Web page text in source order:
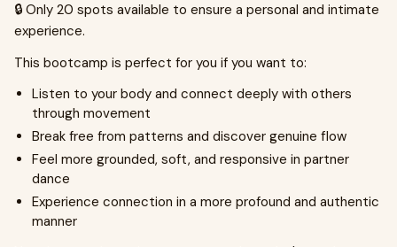
🔒 Only 20 spots available to ensure a personal and intimate
experience.
This bootcamp is perfect for you if you want to:
Listen to your body and connect deeply with others
through movement
Break free from patterns and discover genuine flow
Feel more grounded, soft, and responsive in partner
dance
Experience connection in a more profound and authentic
manner